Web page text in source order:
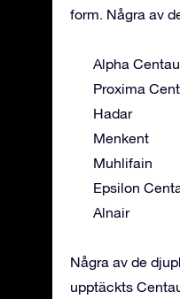
form. Några av
Alpha
Proxima
Hadar
Menkent
Muhlifain
Epsilon
Alnair
Några av de
upptäckts